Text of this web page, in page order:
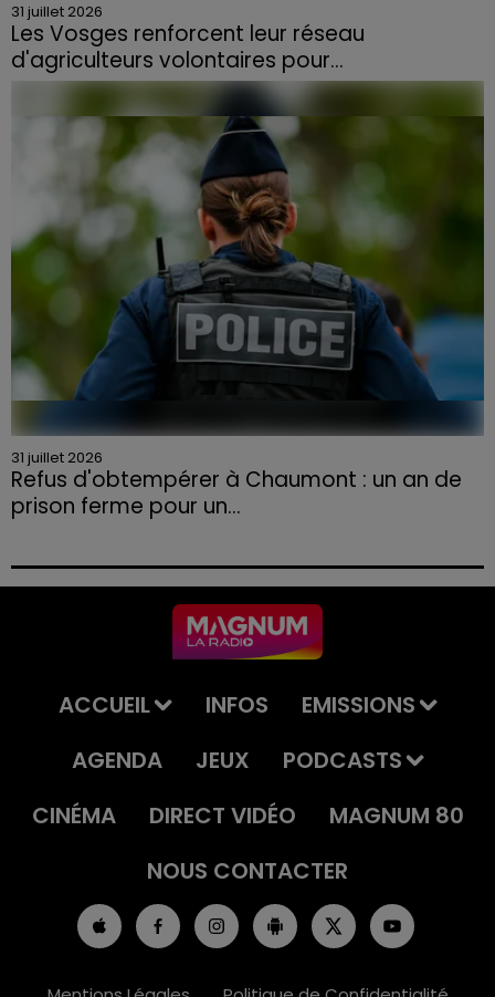
31 juillet 2026
Les Vosges renforcent leur réseau
d'agriculteurs volontaires pour...
Face à la sécheresse et aux risques de départs de feu,
la Chambre d'agriculture des Vosges a lancé un appel
aux agriculteurs volontaires pour venir en aide...
31 juillet 2026
Refus d'obtempérer à Chaumont : un an de
prison ferme pour un...
permis et la confiscation de son véhicule.
ACCUEIL INFOS
EMISSIONS
AGENDA
JEUX
PODCASTS
CINÉMA
DIRECT VIDÉO
MAGNUM 80
NOUS CONTACTER